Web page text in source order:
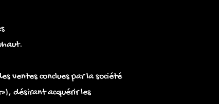
ventes conclues par la société
désirant acquérir les